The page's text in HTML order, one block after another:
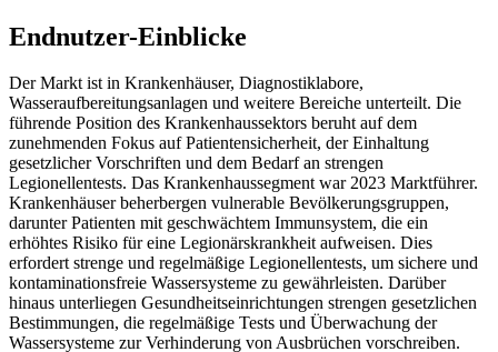
Endnutzer-Einblicke
Der Markt ist in Krankenhäuser, Diagnostiklabore,
Wasseraufbereitungsanlagen und weitere Bereiche unterteilt. Die
führende Position des Krankenhaussektors beruht auf dem
zunehmenden Fokus auf Patientensicherheit, der Einhaltung
gesetzlicher Vorschriften und dem Bedarf an strengen
Legionellentests. Das Krankenhaussegment war 2023 Marktführer.
Krankenhäuser beherbergen vulnerable Bevölkerungsgruppen,
darunter Patienten mit geschwächtem Immunsystem, die ein
erhöhtes Risiko für eine Legionärskrankheit aufweisen. Dies
erfordert strenge und regelmäßige Legionellentests, um sichere und
kontaminationsfreie Wassersysteme zu gewährleisten. Darüber
hinaus unterliegen Gesundheitseinrichtungen strengen gesetzlichen
Bestimmungen, die regelmäßige Tests und Überwachung der
Wassersysteme zur Verhinderung von Ausbrüchen vorschreiben.